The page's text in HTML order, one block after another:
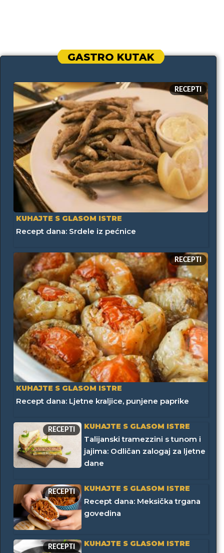
GASTRO KUTAK
RECEPTI
KUHAJTE S GLASOM ISTRE
Recept dana: Srdele iz pećnice
RECEPTI
KUHAJTE S GLASOM ISTRE
Recept dana: Ljetne kraljice, punjene paprike
RECEPTI KUHAJTE S GLASOM ISTRE
Talijanski tramezzini s tunom i
jajima: Odličan zalogaj za ljetne
dane
RECEPTI KUHAJTE S GLASOM ISTRE
Recept dana: Meksička trgana
govedina
RECEPTI KUHAJTE S GLASOM ISTRE